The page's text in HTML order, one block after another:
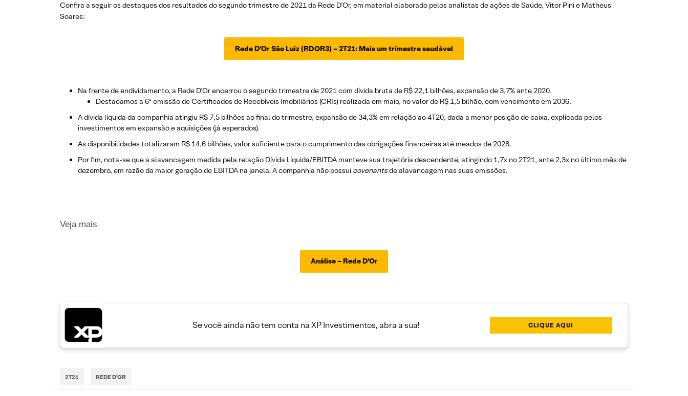
Confira a seguir os destaques dos resultados do segundo trimestre de 2021 da Rede D’Or, em material elaborado pelos analistas de ações de Saúde, Vitor Pini e Matheus
Soares:
Rede D’Or São Luiz (RDOR3) – 2T21: Mais um trimestre saudável
Na frente de endividamento, a Rede D’Or encerrou o segundo trimestre de 2021 com dívida bruta de R$ 22,1 bilhões, expansão de 3,7% ante 2020.
Destacamos a 6ª emissão de Certificados de Recebíveis Imobiliários (CRIs) realizada em maio, no valor de R$ 1,5 bilhão, com vencimento em 2036.
A dívida líquida da companhia atingiu R$ 7,5 bilhões ao final do trimestre, expansão de 34,3% em relação ao 4T20, dada a menor posição de caixa, explicada pelos
investimentos em expansão e aquisições (já esperados).
As disponibilidades totalizaram R$ 14,6 bilhões, valor suficiente para o cumprimento das obrigações financeiras até meados de 2028.
Por fim, nota-se que a alavancagem medida pela relação Dívida Líquida/EBITDA manteve sua trajetória descendente, atingindo 1,7x no 2T21, ante 2,3x no último mês de
dezembro, em razão da maior geração de EBITDA na janela. A companhia não possui covenantsde alavancagem nas suas emissões.
Veja mais
Análise – Rede D’Or
Se você ainda não tem conta na XP Investimentos, abra a sua! CLIQUE AQUI
2T21 REDE D'OR